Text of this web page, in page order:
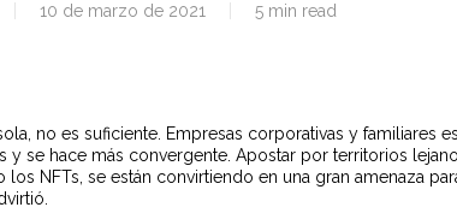
10 de marzo de 2021 5 min read
no es suficiente. Empresas corporativas y familiares
se hace más convergente. Apostar por territorios
NFTs, se están convirtiendo en una gran amenaza